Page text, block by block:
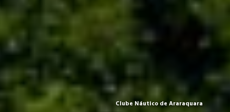
Clube Náutico de Araraquara